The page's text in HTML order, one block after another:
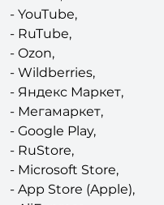
- Vimeo,
- YouTube,
- RuTube,
- Ozon,
- Wildberries,
- Яндекс Маркет,
- Мегамаркет,
- Google Play,
- RuStore,
- Microsoft Store,